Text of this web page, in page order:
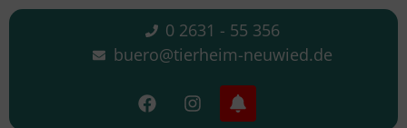
0 2631 - 55 356
buero@tierheim-neuwied.de